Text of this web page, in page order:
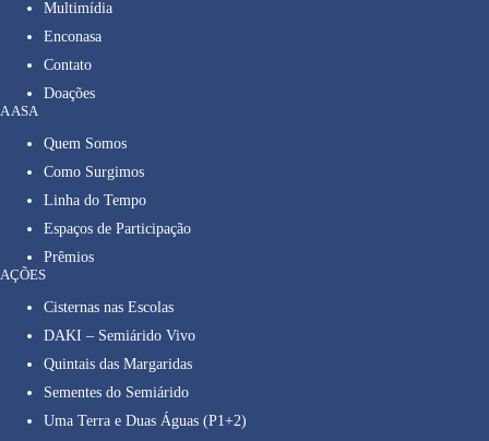
Multimídia
Enconasa
Contato
Doações
A ASA
Quem Somos
Como Surgimos
Linha do Tempo
Espaços de Participação
Prêmios
AÇÕES
Cisternas nas Escolas
DAKI – Semiárido Vivo
Quintais das Margaridas
Sementes do Semiárido
Uma Terra e Duas Águas (P1+2)